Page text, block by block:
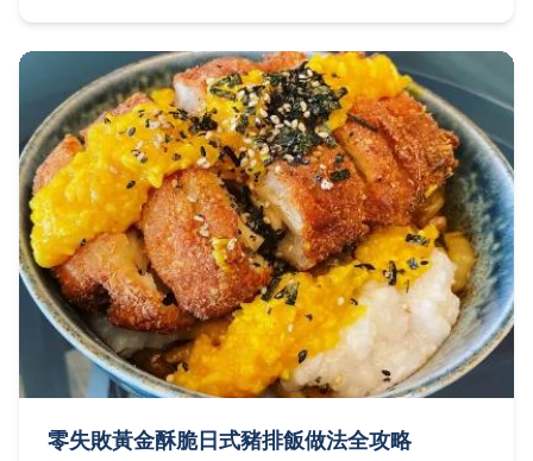
讓您享受這道美味佳餚。
零失敗黃金酥脆日式豬排飯做法全攻略